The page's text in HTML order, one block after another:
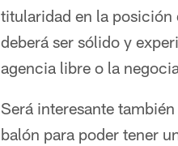
titularidad en la posición
deberá ser sólido y
agencia libre o la
Será interesante
balón para poder tener